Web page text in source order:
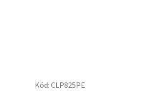
Kód:CLP825PE